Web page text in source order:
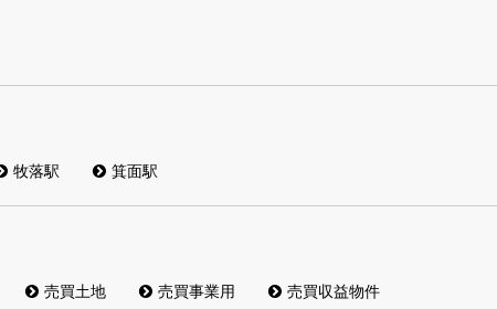
牧落駅 箕面駅
売買土地 売買事業用 売買収益物件